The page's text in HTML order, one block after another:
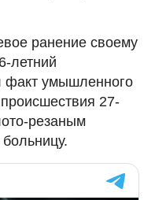
ранение своему
летний
факт умышленного
27-
резаным